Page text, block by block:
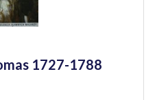
1727-1788